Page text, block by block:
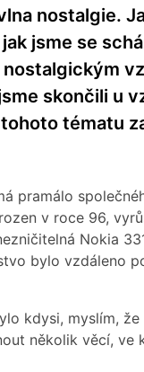
nostalgie.
jsme se
skončili u
tématu
pramálo
v roce 96,
Nokia
bylo vzdáleno
kdysi, myslím,
několik věcí, ve